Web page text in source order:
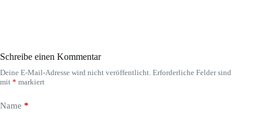
Schreibe einen Kommentar
Deine E-Mail-Adresse wird nicht veröffentlicht. Erforderliche Felder sind
mit * markiert
Name *